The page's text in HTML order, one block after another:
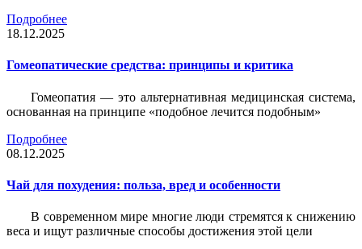
Подробнее
18.12.2025
Гомеопатические средства: принципы и критика
Гомеопатия — это альтернативная медицинская система,
основанная на принципе «подобное лечится подобным»
Подробнее
08.12.2025
Чай для похудения: польза, вред и особенности
В современном мире многие люди стремятся к снижению
веса и ищут различные способы достижения этой цели